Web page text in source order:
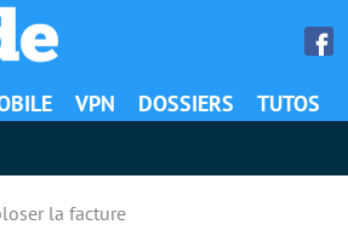
VPN DOSSIERS TUTOS
la facture